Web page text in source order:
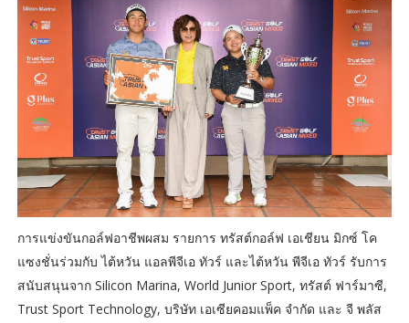
การแข่งขันกอล์ฟอาชีพผสม รายการ ทรัสต์กอล์ฟ เอเชียน มิกซ์ โค
แซงชั่นร่วมกับ ไต้หวัน แอลพีจีเอ ทัวร์ และไต้หวัน พีจีเอ ทัวร์ รับการ
สนับสนุนจาก Silicon Marina, World Junior Sport, ทรัสต์ ฟาร์มาซี,
Trust Sport Technology, บริษัท เอเซียคอมแพ็ค จำกัด และ จี พลัส